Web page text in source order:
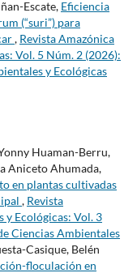
Escate, Eficiencia
(“suri”) para
, Revista Amazónica
Vol. 5 Núm. 2 (2026):
y Ecológicas
Huaman-Berru,
Aniceto Ahumada,
en plantas cultivadas
, Revista
y Ecológicas: Vol. 3
Ciencias Ambientales
Casique, Belén
floculación en